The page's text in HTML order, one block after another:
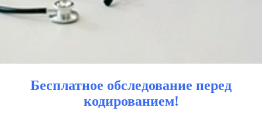
Бесплатное обследование перед
кодированием!